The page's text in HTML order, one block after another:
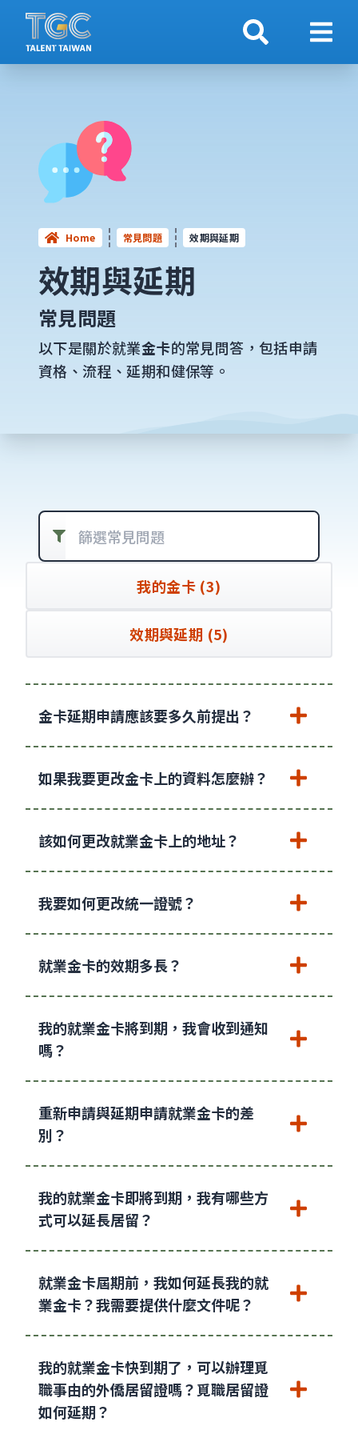
搜索 顯示
Home 常見問題 效期與延期
效期與延期
常見問題
以下是關於就業金卡的常見問答，包括申請
資格、流程、延期和健保等。
篩選常見問題
我的金卡 (3)
效期與延期 (5)
金卡延期申請應該要多久前提出？
如果我要更改金卡上的資料怎麼辦？
該如何更改就業金卡上的地址？
我要如何更改統一證號？
就業金卡的效期多長？
我的就業金卡將到期，我會收到通知
嗎？
重新申請與延期申請就業金卡的差
別？
我的就業金卡即將到期，我有哪些方
式可以延長居留？
就業金卡屆期前，我如何延長我的就
業金卡？我需要提供什麼文件呢？
我的就業金卡快到期了，可以辦理覓
職事由的外僑居留證嗎？覓職居留證
如何延期？